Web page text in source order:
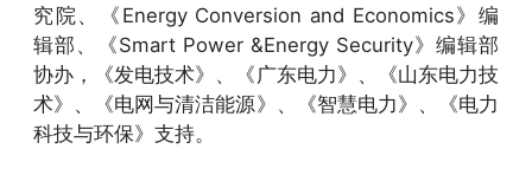
究院、《Energy Conversion and Economics》编
辑部、《Smart Power &Energy Security》编辑部
协办，《发电技术》、《广东电力》、《山东电力技
术》、《电网与清洁能源》、《智慧电力》、《电力
科技与环保》支持。